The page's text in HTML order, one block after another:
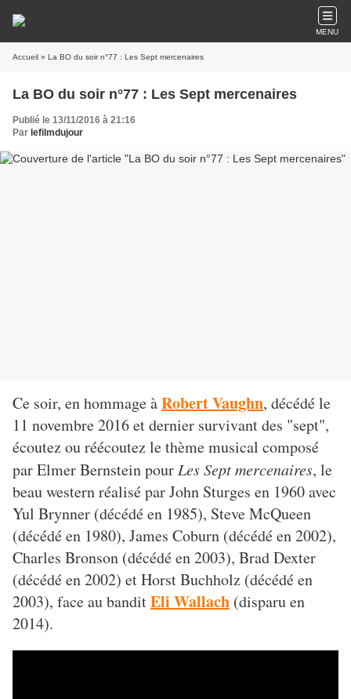
MENU
Accueil » La BO du soir n°77 : Les Sept mercenaires
La BO du soir n°77 : Les Sept mercenaires
Publié le 13/11/2016 à 21:16
Par lefilmdujour
Ce soir, en hommage àRobert Vaughn, décédé le
11 novembre 2016 et dernier survivant des "sept",
écoutez ou réécoutez le thème musical composé
par Elmer Bernstein pour Les Sept mercenaires, le
beau western réalisé par John Sturges en 1960 avec
Yul Brynner (décédé en 1985), Steve McQueen
(décédé en 1980), James Coburn (décédé en 2002),
Charles Bronson (décédé en 2003), Brad Dexter
(décédé en 2002) et Horst Buchholz (décédé en
2003), face au banditEli Wallach (disparu en
2014).